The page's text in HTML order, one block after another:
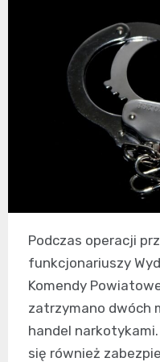
Podczas operacji
funkcjonariuszy
Komendy
zatrzymano dwóch
handel
się również